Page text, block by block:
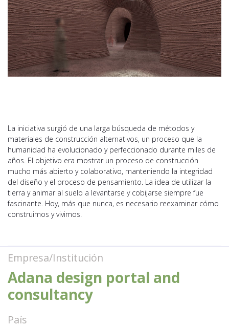
La iniciativa surgió de una larga búsqueda de métodos y
materiales de construcción alternativos, un proceso que la
humanidad ha evolucionado y perfeccionado durante miles de
años. El objetivo era mostrar un proceso de construcción
mucho más abierto y colaborativo, manteniendo la integridad
del diseño y el proceso de pensamiento. La idea de utilizar la
tierra y animar al suelo a levantarse y cobijarse siempre fue
fascinante. Hoy, más que nunca, es necesario reexaminar cómo
construimos y vivimos.
Empresa/Institución
Adana design portal and
consultancy
País